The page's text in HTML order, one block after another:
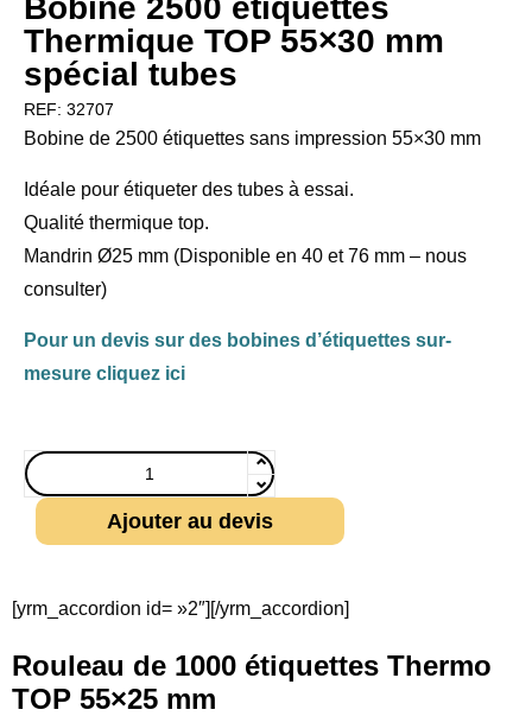
Thermique TOP 55×30 mm
spécial tubes
REF: 32707
Bobine de 2500 étiquettes sans impression 55×30 mm
Idéale pour étiqueter des tubes à essai.
Qualité thermique top.
Mandrin Ø25 mm (Disponible en 40 et 76 mm – nous
consulter)
Pour un devis sur des bobines d’étiquettes sur-
mesure cliquez ici
Ajouter au devis
[yrm_accordion id= »2″][/yrm_accordion]
Rouleau de 1000 étiquettes Thermo
TOP 55×25 mm